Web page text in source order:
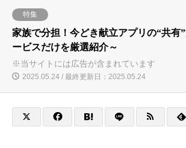
特集
家族で分担！今どき献立アプリの“共有
ービスだけを厳選紹介～
※当サイトには広告が含まれています
2025.05.24 / 最終更新日：2025.05.24